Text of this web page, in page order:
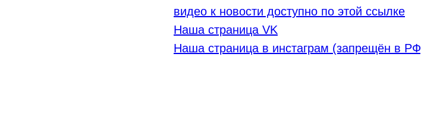
видео к новости доступно по этой ссылке
Наша страница VK
Наша страница в инстаграм (запрещён в